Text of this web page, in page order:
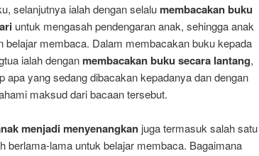
selanjutnya ialah dengan selalu membacakan buku
untuk mengasah pendengaran anak, sehingga anak
belajar membaca. Dalam membacakan buku kepada
ialah dengan membacakan buku secara lantang,
apa yang sedang dibacakan kepadanya dan dengan
maksud dari bacaan tersebut.
menjadi menyenangkan juga termasuk salah satu
berlama-lama untuk belajar membaca. Bagaimana